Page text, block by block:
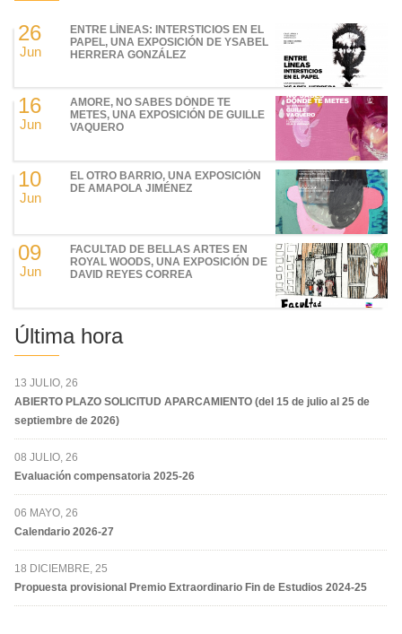
26
Jun
ENTRE LÍNEAS: INTERSTICIOS EN EL
PAPEL, UNA EXPOSICIÓN DE YSABEL
HERRERA GONZÁLEZ
16
Jun
AMORE, NO SABES DÓNDE TE
METES, UNA EXPOSICIÓN DE GUILLE
VAQUERO
10
Jun
EL OTRO BARRIO, UNA EXPOSICIÓN
DE AMAPOLA JIMÉNEZ
09
Jun
FACULTAD DE BELLAS ARTES EN
ROYAL WOODS, UNA EXPOSICIÓN DE
DAVID REYES CORREA
Última hora
13 JULIO, 26
ABIERTO PLAZO SOLICITUD APARCAMIENTO (del 15 de julio al 25 de
septiembre de 2026)
08 JULIO, 26
Evaluación compensatoria 2025-26
06 MAYO, 26
Calendario 2026-27
18 DICIEMBRE, 25
Propuesta provisional Premio Extraordinario Fin de Estudios 2024-25